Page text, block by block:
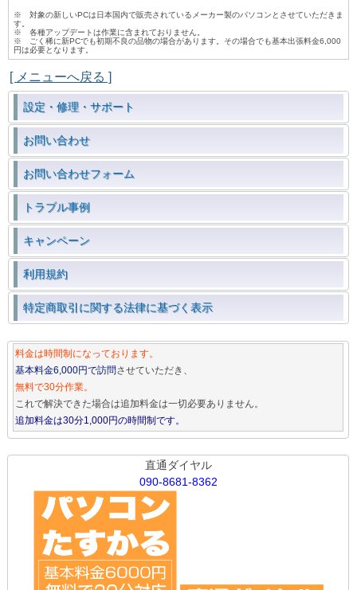
※ 対象の新しいPCは日本国内で販売されているメーカー製のパソコンとさせていただきま
す。
※ 各種アップデートは作業に含まれておりません。
※ ごく稀に新PCでも初期不良の品物の場合があります。その場合でも基本出張料金6,000
円は必要となります。
[ メニューへ戻る ]
設定・修理・サポート
お問い合わせ
お問い合わせフォーム
トラブル事例
キャンペーン
利用規約
特定商取引に関する法律に基づく表示
料金は時間制になっております。
基本料金6,000円で訪問させていただき、
無料で30分作業。
これで解決できた場合は追加料金は一切必要ありません。
追加料金は30分1,000円の時間制です。
直通ダイヤル
090-8681-8362